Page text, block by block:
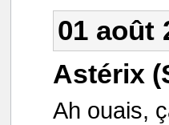
01 août
Astérix
Ah ouais,